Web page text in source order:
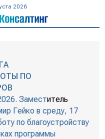
2026
ПО
Заместитель
Гейко в среду, 17
по благоустройству
программы